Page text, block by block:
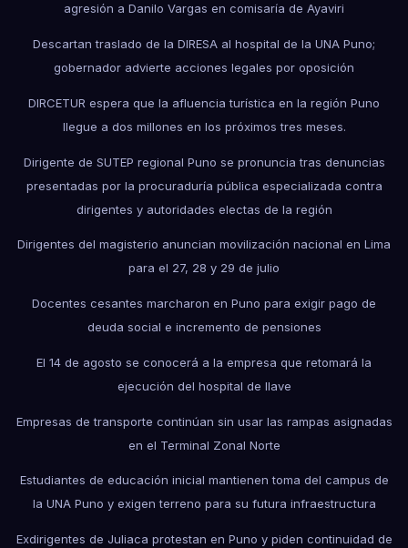
agresión a Danilo Vargas en comisaría de Ayaviri
Descartan traslado de la DIRESA al hospital de la UNA Puno;
gobernador advierte acciones legales por oposición
DIRCETUR espera que la afluencia turística en la región Puno
llegue a dos millones en los próximos tres meses.
Dirigente de SUTEP regional Puno se pronuncia tras denuncias
presentadas por la procuraduría pública especializada contra
dirigentes y autoridades electas de la región
Dirigentes del magisterio anuncian movilización nacional en Lima
para el 27, 28 y 29 de julio
Docentes cesantes marcharon en Puno para exigir pago de
deuda social e incremento de pensiones
El 14 de agosto se conocerá a la empresa que retomará la
ejecución del hospital de Ilave
Empresas de transporte continúan sin usar las rampas asignadas
en el Terminal Zonal Norte
Estudiantes de educación inicial mantienen toma del campus de
la UNA Puno y exigen terreno para su futura infraestructura
Exdirigentes de Juliaca protestan en Puno y piden continuidad de